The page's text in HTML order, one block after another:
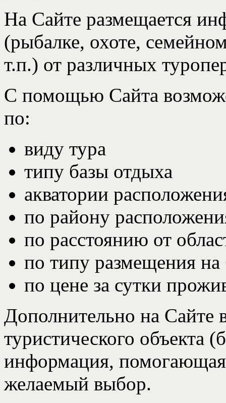
На Сайте размещается
(рыбалке, охоте,
т.п.) от различных
С помощью Сайта
по:
виду тура
типу базы отдыха
акватории
по району
по расстоянию от
по типу размещения на
по цене за сутки
Дополнительно на Сайте
туристического объекта
информация,
желаемый выбор.